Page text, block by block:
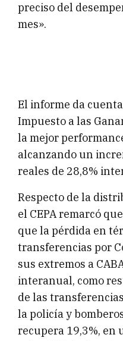
preciso del
mes».
El informe da
Impuesto a las
la mejor
alcanzando un
reales de 28,8%
Respecto de la
el CEPA remarcó
que la pérdida en
transferencias por
sus extremos a
interanual, como
de las
la policía y
recupera 19,3%, en